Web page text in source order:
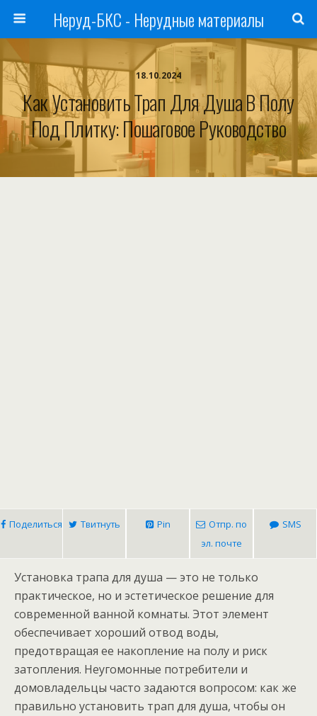
Неруд-БКС - Нерудные материалы
18.10.2024
Как Установить Трап Для Душа В Полу
Под Плитку: Пошаговое Руководство
Поделиться Твитнуть Pin
Отпр. по
эл. почте
SMS
Установка трапа для душа — это не только
практическое, но и эстетическое решение для
современной ванной комнаты. Этот элемент
обеспечивает хороший отвод воды,
предотвращая ее накопление на полу и риск
затопления. Неугомонные потребители и
домовладельцы часто задаются вопросом: как же
правильно установить трап для душа, чтобы он